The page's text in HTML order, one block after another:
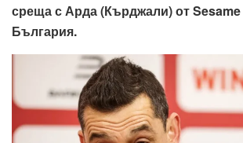
среща с Арда (Кърджали) от
България.